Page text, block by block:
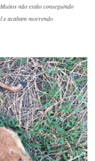
não estão conseguindo
e acabam morrendo